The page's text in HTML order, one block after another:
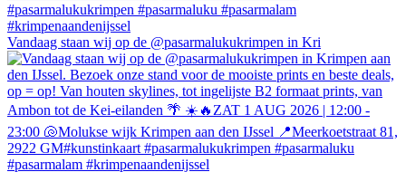
Vandaag staan wij op de @pasarmalukukrimpen in Kri